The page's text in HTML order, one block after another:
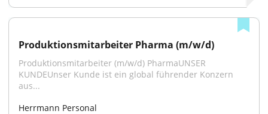
Produktionsmitarbeiter Pharma (m/w/d)
Produktionsmitarbeiter (m/w/d) PharmaUNSER
KUNDEUnser Kunde ist ein global führender Konzern
aus...
Herrmann Personal